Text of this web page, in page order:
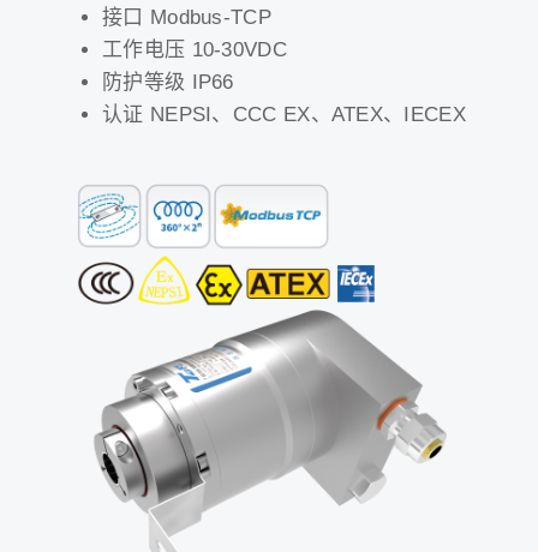
接口 Modbus-TCP
工作电压 10-30VDC
防护等级 IP66
认证 NEPSI、CCC EX、ATEX、IECEX